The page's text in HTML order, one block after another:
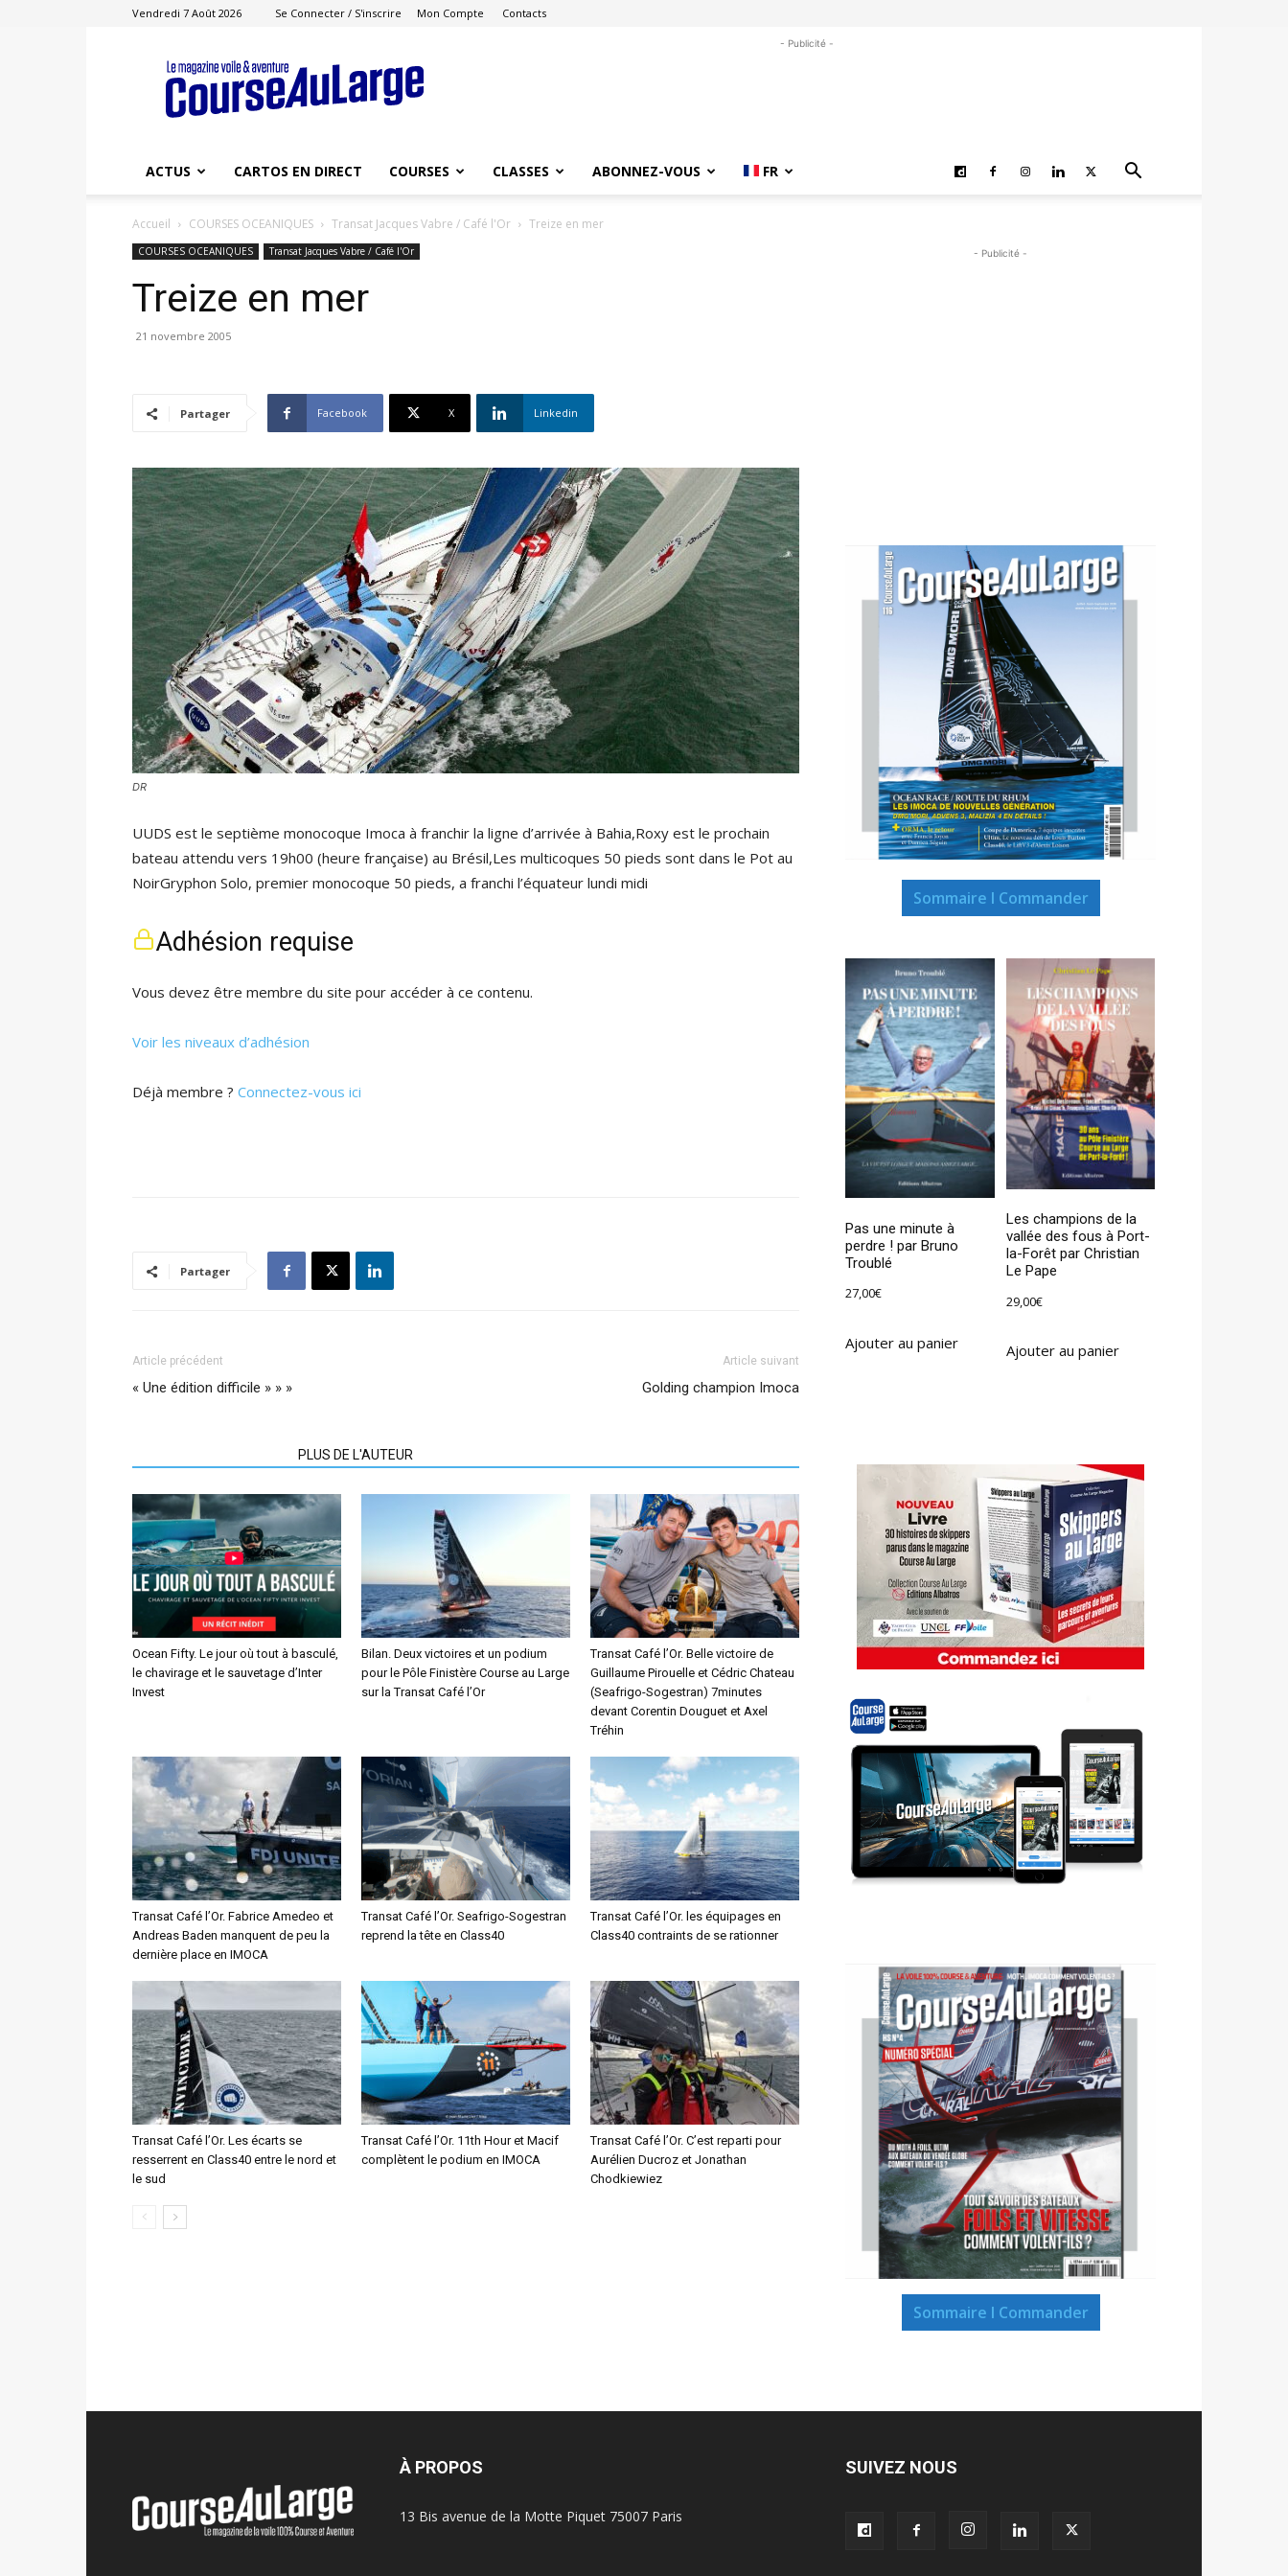
Vendredi 7 Août 2026 Se Connecter / S'inscrire Mon Compte Contacts
Course
au
Large
- Publicité -
ACTUS CARTOS EN DIRECT COURSES CLASSES ABONNEZ-VOUS FR
Accueil COURSES OCEANIQUES Transat Jacques Vabre / Café l'Or Treize en mer
COURSES OCEANIQUES Transat Jacques Vabre / Café l'Or
Treize en mer
21 novembre 2005
Partager Facebook X Linkedin
DR
UUDS est le septième monocoque Imoca à franchir la ligne d’arrivée à Bahia,Roxy est le prochain
bateau attendu vers 19h00 (heure française) au Brésil,Les multicoques 50 pieds sont dans le Pot au
NoirGryphon Solo, premier monocoque 50 pieds, a franchi l’équateur lundi midi
Adhésion requise
Vous devez être membre du site pour accéder à ce contenu.
Voir les niveaux d’adhésion
Déjà membre ? Connectez-vous ici
Partager
Article précédent
« Une édition difficile » » »
Article suivant
Golding champion Imoca
PLUS DE L'AUTEUR
Ocean Fifty. Le jour où tout à basculé,
le chavirage et le sauvetage d’Inter
Invest
Bilan. Deux victoires et un podium
pour le Pôle Finistère Course au Large
sur la Transat Café l’Or
Transat Café l’Or. Belle victoire de
Guillaume Pirouelle et Cédric Chateau
(Seafrigo-Sogestran) 7minutes
devant Corentin Douguet et Axel
Tréhin
Transat Café l’Or. Fabrice Amedeo et
Andreas Baden manquent de peu la
dernière place en IMOCA
Transat Café l’Or. Seafrigo-Sogestran
reprend la tête en Class40
Transat Café l’Or. les équipages en
Class40 contraints de se rationner
Transat Café l’Or. Les écarts se
resserrent en Class40 entre le nord et
le sud
Transat Café l’Or. 11th Hour et Macif
complètent le podium en IMOCA
Transat Café l’Or. C’est reparti pour
Aurélien Ducroz et Jonathan
Chodkiewiez
- Publicité -
Sommaire I Commander
Pas une minute à
perdre ! par Bruno
Troublé
27,00€
Ajouter au panier
Les champions de la
vallée des fous à Port-
la-Forêt par Christian
Le Pape
29,00€
Ajouter au panier
Sommaire I Commander
À PROPOS
13 Bis avenue de la Motte Piquet 75007 Paris
SUIVEZ NOUS